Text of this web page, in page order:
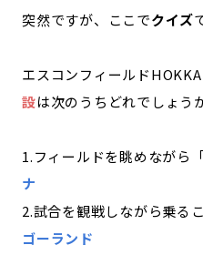
突然ですが、ここでクイズ
エスコンフィールド
設は次のうちどれでしょう
1.フィールドを眺めながら
ナ
2.試合を観戦しながら乗る
ゴーランド